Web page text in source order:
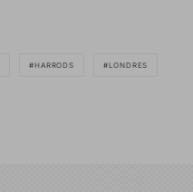
HARRODS LONDRES